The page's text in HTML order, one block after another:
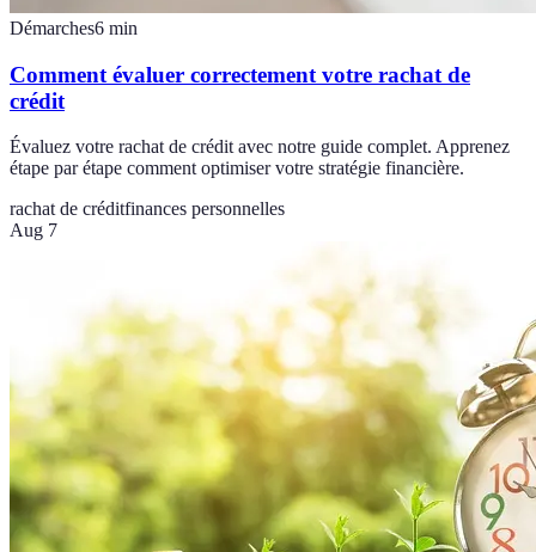
Démarches6 min
Comment évaluer correctement votre rachat de
crédit
Évaluez votre rachat de crédit avec notre guide complet. Apprenez
étape par étape comment optimiser votre stratégie financière.
rachat de créditfinances personnelles
Aug 7